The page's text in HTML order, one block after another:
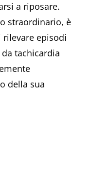
a riposare.
straordinario, è
episodi
tachicardia
della sua